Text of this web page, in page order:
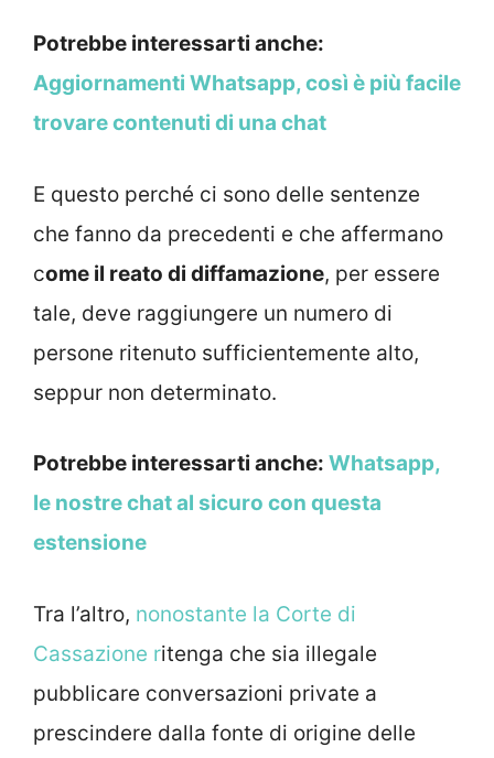
Potrebbe interessarti anche:
Aggiornamenti Whatsapp, così è più facile
trovare contenuti di una chat
E questo perché ci sono delle sentenze
che fanno da precedenti e che affermano
come il reato di diffamazione, per essere
tale, deve raggiungere un numero di
persone ritenuto sufficientemente alto,
seppur non determinato.
Potrebbe interessarti anche: Whatsapp,
le nostre chat al sicuro con questa
estensione
Tra l’altro, nonostante la Corte di
Cassazione ritenga che sia illegale
pubblicare conversazioni private a
prescindere dalla fonte di origine delle